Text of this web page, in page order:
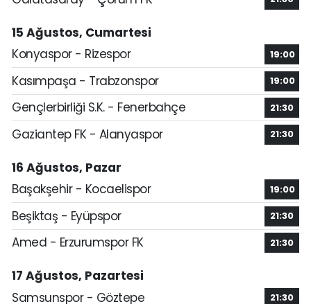
15 Ağustos, Cumartesi
Konyaspor - Rizespor
19:00
Kasımpaşa - Trabzonspor 19:00
Gençlerbirliği S.K. - Fenerbahçe 21:30
Gaziantep FK - Alanyaspor 21:30
16 Ağustos, Pazar
Başakşehir - Kocaelispor
19:00
Beşiktaş - Eyüpspor 21:30
Amed - Erzurumspor FK 21:30
17 Ağustos, Pazartesi
Samsunspor - Göztepe
21:30